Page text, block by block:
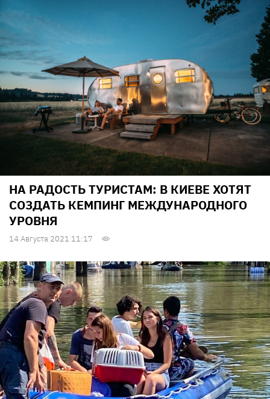
НА РАДОСТЬ ТУРИСТАМ: В КИЕВЕ ХОТЯТ
СОЗДАТЬ КЕМПИНГ МЕЖДУНАРОДНОГО
УРОВНЯ
14 Августа 2021 11:17